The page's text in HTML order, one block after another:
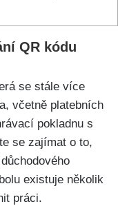
QR kódu
se stále více
včetně platebních
pokladnu s
se zajímat o to,
existuje několik
práci.